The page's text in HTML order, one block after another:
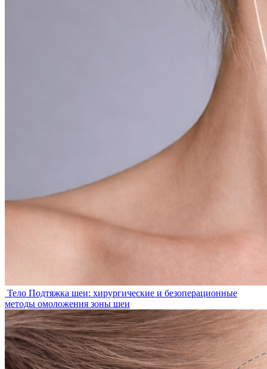
Тело Подтяжка шеи: хирургические и безоперационные
методы омоложения зоны шеи